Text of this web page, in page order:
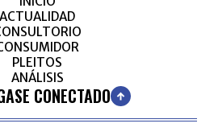
ACTUALIDAD
PLEITOS
ANÁLISIS
CONECTADO